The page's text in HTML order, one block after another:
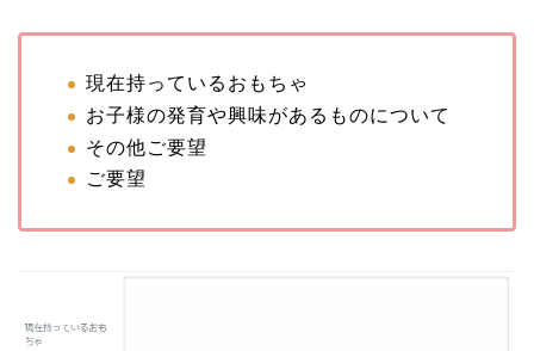
現在持っているおもちゃ
お子様の発育や興味があるものについて
その他ご要望
ご要望